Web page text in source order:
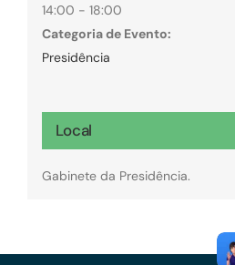
14:00 - 18:00
Categoria de Evento:
Presidência
Local
Gabinete da Presidência.